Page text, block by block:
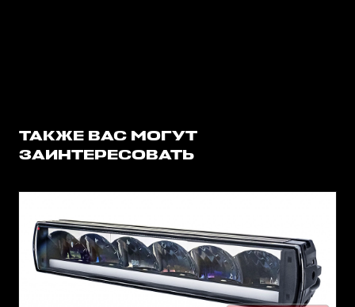
ТАКЖЕ ВАС МОГУТ
ЗАИНТЕРЕСОВАТЬ